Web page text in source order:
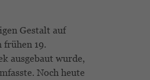
Gestalt auf
frühen 19.
ausgebaut wurde,
Noch heute